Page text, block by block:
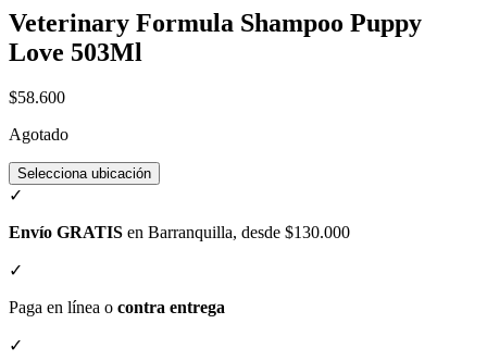
Veterinary Formula Shampoo Puppy
Love 503Ml
$58.600
Agotado
Selecciona ubicación
✓
Envío GRATIS en Barranquilla, desde $130.000
✓
Paga en línea o contra entrega
✓